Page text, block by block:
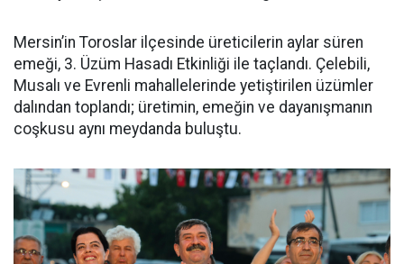
Mersin’in Toroslar ilçesinde üreticilerin aylar süren
emeği, 3. Üzüm Hasadı Etkinliği ile taçlandı. Çelebili,
Musalı ve Evrenli mahallelerinde yetiştirilen üzümler
dalından toplandı; üretimin, emeğin ve dayanışmanın
coşkusu aynı meydanda buluştu.